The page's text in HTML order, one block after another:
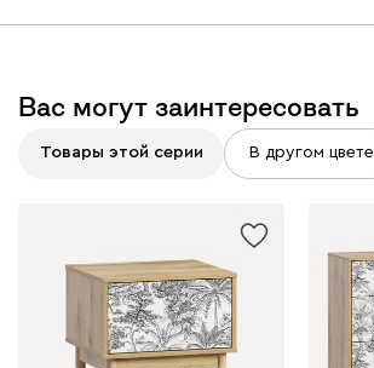
Вас могут заинтересовать
Товары этой серии В другом цвете